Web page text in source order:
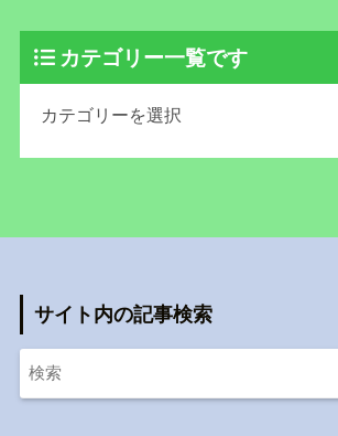
カテゴリー一覧です
サイト内の記事検索